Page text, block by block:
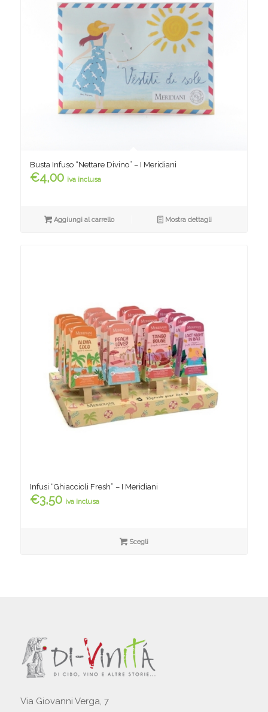
Busta Infuso “Nettare Divino” – I Meridiani
€4,00 iva inclusa
Aggiungi al carrello Mostra dettagli
Infusi “Ghiaccioli Fresh” – I Meridiani
€3,50 iva inclusa
Scegli
Via Giovanni Verga, 7